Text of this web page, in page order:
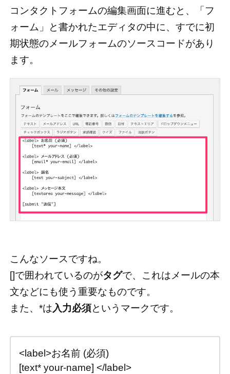
コンタクトフォームの編集画面に進むと、「フ
ォーム」と書かれたエディタの中に、すでに初
期状態のメールフォームのソースコードがあり
ます。
こんなソースですね。
[]で囲われているのがタグで、これはメールの本
文などにも使う重要なものです。
また、*は入力必須というマークです。
<label>お名前 (必須)
[text* your-name] </label>